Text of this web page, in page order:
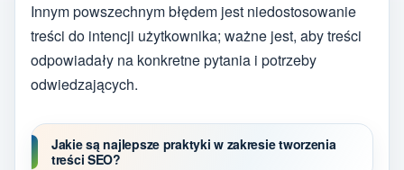
Innym powszechnym błędem jest niedostosowanie
treści do intencji użytkownika; ważne jest, aby treści
odpowiadały na konkretne pytania i potrzeby
odwiedzających.
Jakie są najlepsze praktyki w zakresie tworzenia
treści SEO?